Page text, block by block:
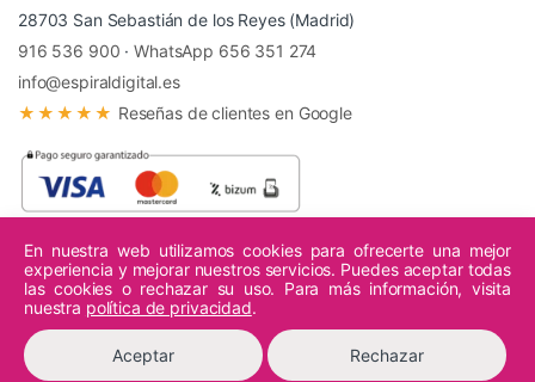
28703 San Sebastián de los Reyes (Madrid)
916 536 900 ·WhatsApp 656 351 274
info@espiraldigital.es
★★★★★ Reseñas de clientes en Google
© 2026 Espiral Digital - Todos los derechos reservados.
En nuestra web utilizamos cookies para ofrecerte una mejor
experiencia y mejorar nuestros servicios. Puedes aceptar todas
las cookies o rechazar su uso. Para más información, visita
nuestra política de privacidad.
Aceptar Rechazar